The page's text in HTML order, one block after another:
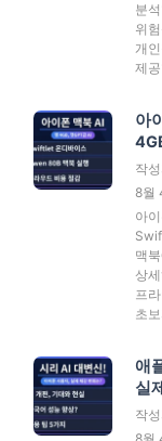
분
위
개
제
아
작
8월
아
맥
상
프
초
애
실
작